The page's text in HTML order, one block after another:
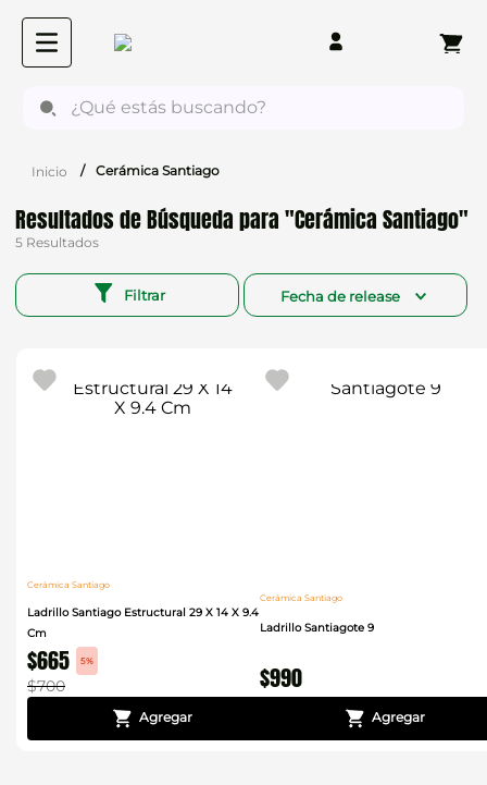
Cerámica Santiago
Cerámica Santiago
5
Filtrar Fecha de release
Cerámica Santiago
Ladrillo Santiago Estructural 29 X 14 X 9.4
Cm
$665 5%
$700
Cerámica Santiago
Ladrillo Santiagote 9
$990